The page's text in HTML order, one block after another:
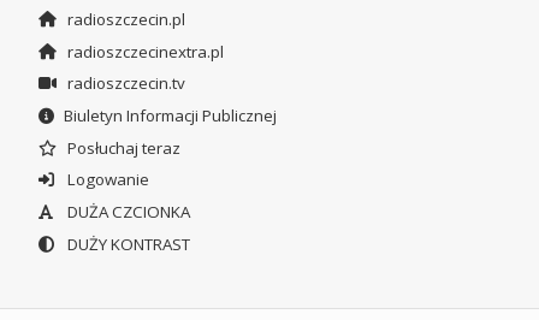
radioszczecin.pl
radioszczecinextra.pl
radioszczecin.tv
Biuletyn Informacji Publicznej
Posłuchaj teraz
Logowanie
DUŻA CZCIONKA
DUŻY KONTRAST